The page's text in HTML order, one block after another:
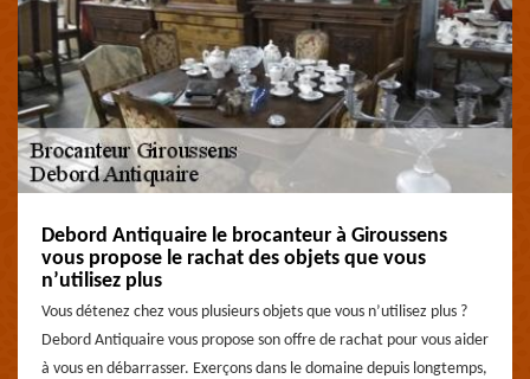
Debord Antiquaire le brocanteur à Giroussens
vous propose le rachat des objets que vous
n’utilisez plus
Vous détenez chez vous plusieurs objets que vous n’utilisez plus ?
Debord Antiquaire vous propose son offre de rachat pour vous aider
à vous en débarrasser. Exerçons dans le domaine depuis longtemps,